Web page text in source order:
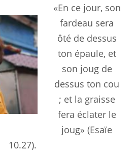
«En ce jour, son
fardeau sera
ôté de dessus
ton épaule, et
son joug de
dessus ton cou
; et la graisse
fera éclater le
joug» (Esaïe
10.27).